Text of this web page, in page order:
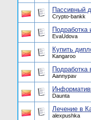
Пассивный
Crypto-bankk
Подработка
EvaUdova
Купить
Kangaroo
Подработка
Aannypav
Daunta
Лечение в
alexpushka